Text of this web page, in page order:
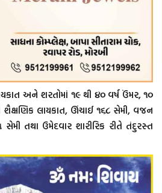
શરતોમાં ૧૯ થી ૪૦ વર્ષ ઉંમર, ૧૦
લાયકાત, ઊંચાઈ ૧૬૮ સેમી, વજન
તથા ઉમેદવાર શારીરિક રીતે તંદુરસ્ત